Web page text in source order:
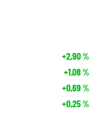
+2,90%
+1,08%
+0,69%
+0,25%